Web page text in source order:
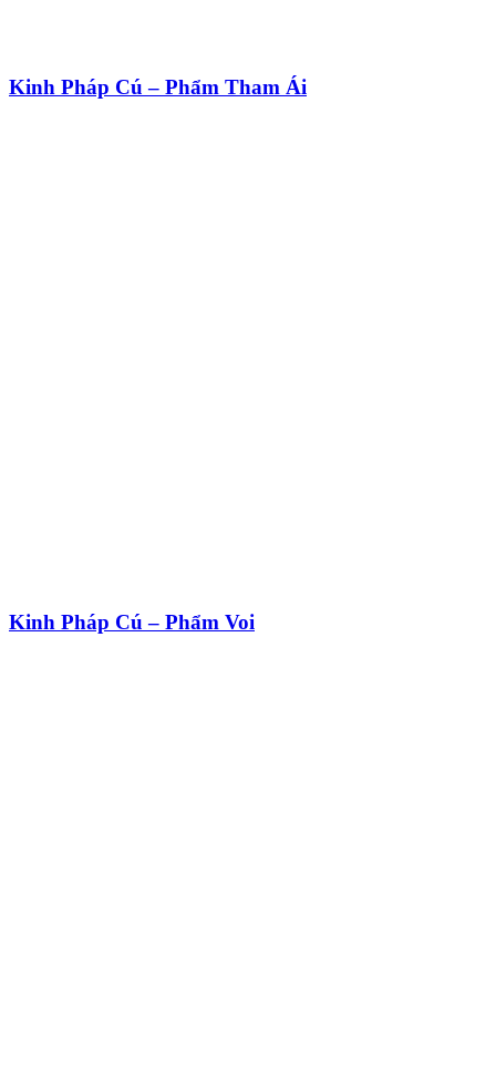
Kinh Pháp Cú – Phẩm Tham Ái
Kinh Pháp Cú – Phẩm Voi